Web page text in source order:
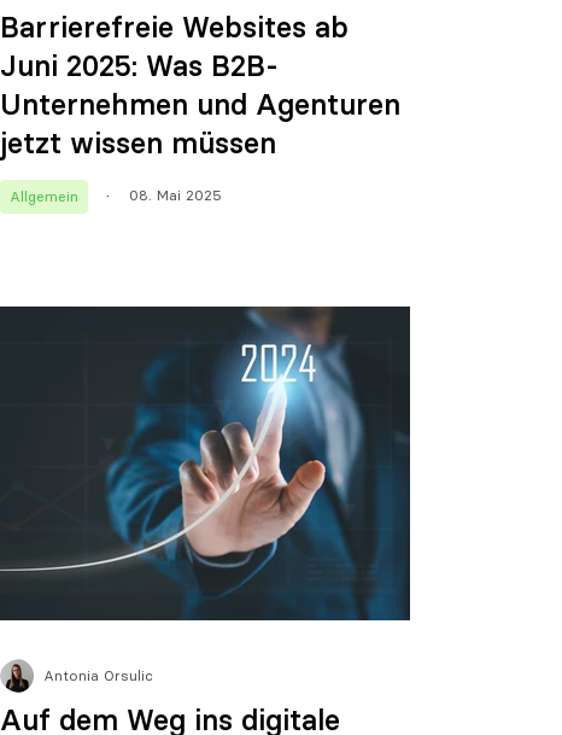
Barrierefreie Websites ab
Juni 2025: Was B2B-
Unternehmen und Agenturen
jetzt wissen müssen
Allgemein 08. Mai 2025
Antonia Orsulic
Auf dem Weg ins digitale